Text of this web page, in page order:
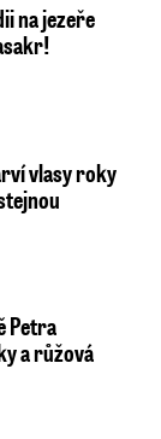
na jezeře
vlasy roky
Petra
a růžová